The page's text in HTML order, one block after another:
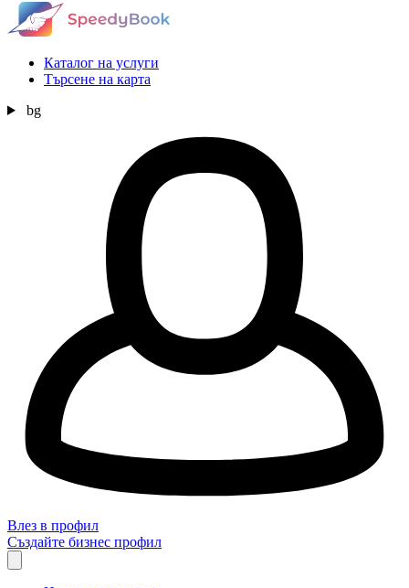
Каталог на услуги
Търсене на карта
bg
Влез в профил
Създайте бизнес профил